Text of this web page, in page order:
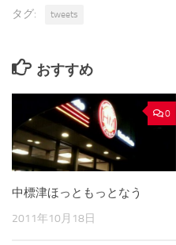
タグ: tweets
おすすめ
0
中標津ほっともっとなう
2011年10月18日